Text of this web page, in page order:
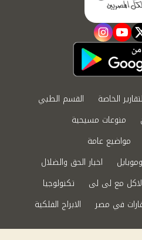
twitter
youtube
instagram
الخاصة
القسم الطبي
منوعات مسيحية
مواضيع عامة
اخبار الحق والضلال
مع لى لى
تكنولوجيا
في مصر
الابراج الفلكية